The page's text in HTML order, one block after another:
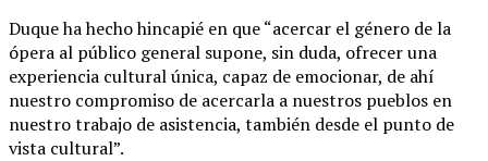
Duque ha hecho hincapié en que “acercar el género de la
ópera al público general supone, sin duda, ofrecer una
experiencia cultural única, capaz de emocionar, de ahí
nuestro compromiso de acercarla a nuestros pueblos en
nuestro trabajo de asistencia, también desde el punto de
vista cultural”.